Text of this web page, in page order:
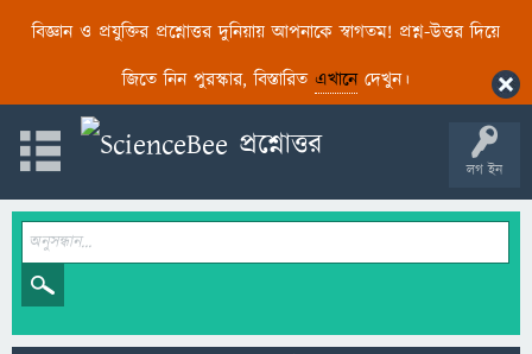
বিজ্ঞান ও প্রযুক্তির প্রশ্নোত্তর দুনিয়ায় আপনাকে স্বাগতম! প্রশ্ন-উত্তর দিয়ে
জিতে নিন পুরস্কার, বিস্তারিত এখানেদেখুন।
লগ ইন